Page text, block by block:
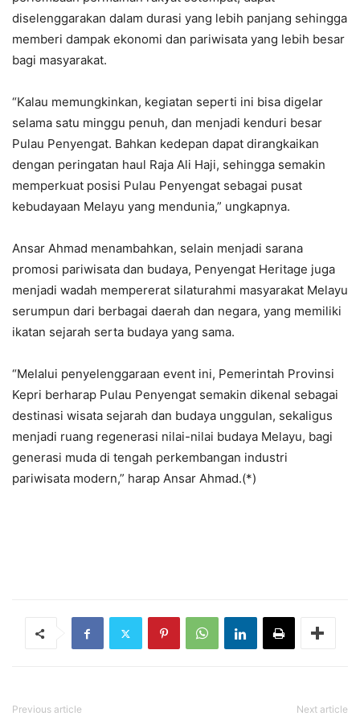
diselenggarakan dalam durasi yang lebih panjang sehingga
memberi dampak ekonomi dan pariwisata yang lebih besar
bagi masyarakat.
“Kalau memungkinkan, kegiatan seperti ini bisa digelar
selama satu minggu penuh, dan menjadi kenduri besar
Pulau Penyengat. Bahkan kedepan dapat dirangkaikan
dengan peringatan haul Raja Ali Haji, sehingga semakin
memperkuat posisi Pulau Penyengat sebagai pusat
kebudayaan Melayu yang mendunia,” ungkapnya.
Ansar Ahmad menambahkan, selain menjadi sarana
promosi pariwisata dan budaya, Penyengat Heritage juga
menjadi wadah mempererat silaturahmi masyarakat Melayu
serumpun dari berbagai daerah dan negara, yang memiliki
ikatan sejarah serta budaya yang sama.
“Melalui penyelenggaraan event ini, Pemerintah Provinsi
Kepri berharap Pulau Penyengat semakin dikenal sebagai
destinasi wisata sejarah dan budaya unggulan, sekaligus
menjadi ruang regenerasi nilai-nilai budaya Melayu, bagi
generasi muda di tengah perkembangan industri
pariwisata modern,” harap Ansar Ahmad.(*)
Previous article Next article